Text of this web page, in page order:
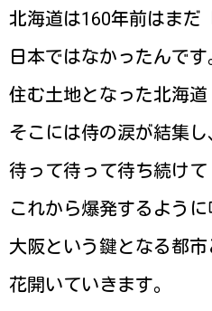
北海道は160年前はまだ
日本ではなかったんで
住む土地となった北海道
そこには侍の涙が結集し
待って待って待ち続けて
これから爆発するよう
大阪という鍵となる都
花開いていきます。